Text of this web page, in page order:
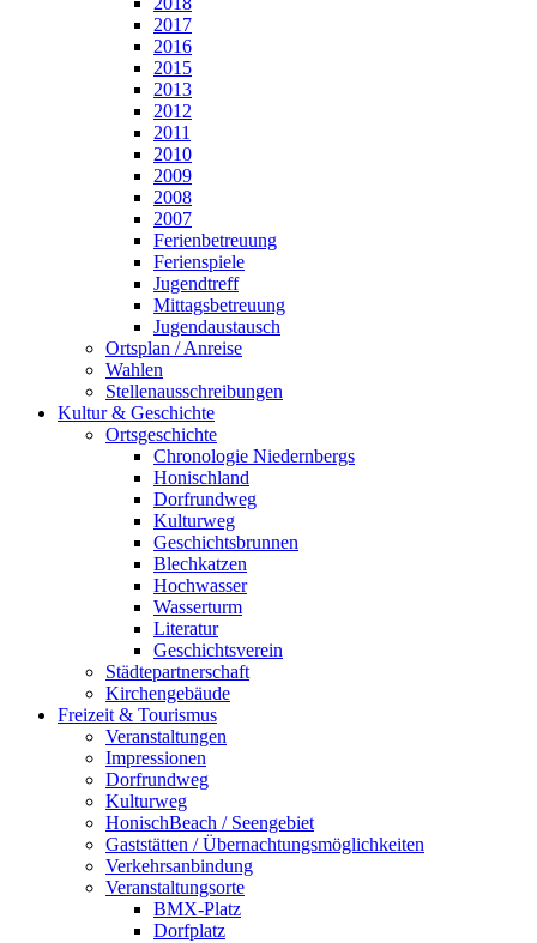
2017
2016
2015
2013
2012
2011
2010
2009
2008
2007
Ferienbetreuung
Ferienspiele
Jugendtreff
Mittagsbetreuung
Jugendaustausch
Ortsplan / Anreise
Wahlen
Stellenausschreibungen
Kultur & Geschichte
Ortsgeschichte
Chronologie Niedernbergs
Honischland
Dorfrundweg
Kulturweg
Geschichtsbrunnen
Blechkatzen
Hochwasser
Wasserturm
Literatur
Geschichtsverein
Städtepartnerschaft
Kirchengebäude
Freizeit & Tourismus
Veranstaltungen
Impressionen
Dorfrundweg
Kulturweg
HonischBeach / Seengebiet
Gaststätten / Übernachtungsmöglichkeiten
Verkehrsanbindung
Veranstaltungsorte
BMX-Platz
Dorfplatz